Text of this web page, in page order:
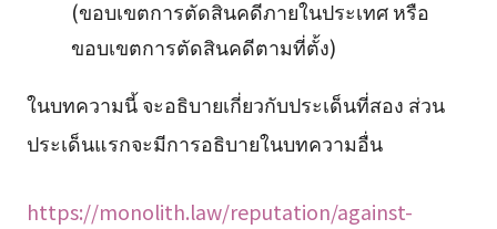
(ขอบเขตการตัดสินคดีภายในประเทศ หรือ
ขอบเขตการตัดสินคดีตามที่ตั้ง)
ในบทความนี้ จะอธิบายเกี่ยวกับประเด็นที่สอง ส่วน
ประเด็นแรกจะมีการอธิบายในบทความอื่น
https://monolith.law/reputation/against-